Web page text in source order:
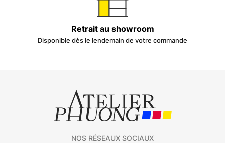
Retrait au showroom
Disponible dès le lendemain de votre commande
NOS RÉSEAUX SOCIAUX